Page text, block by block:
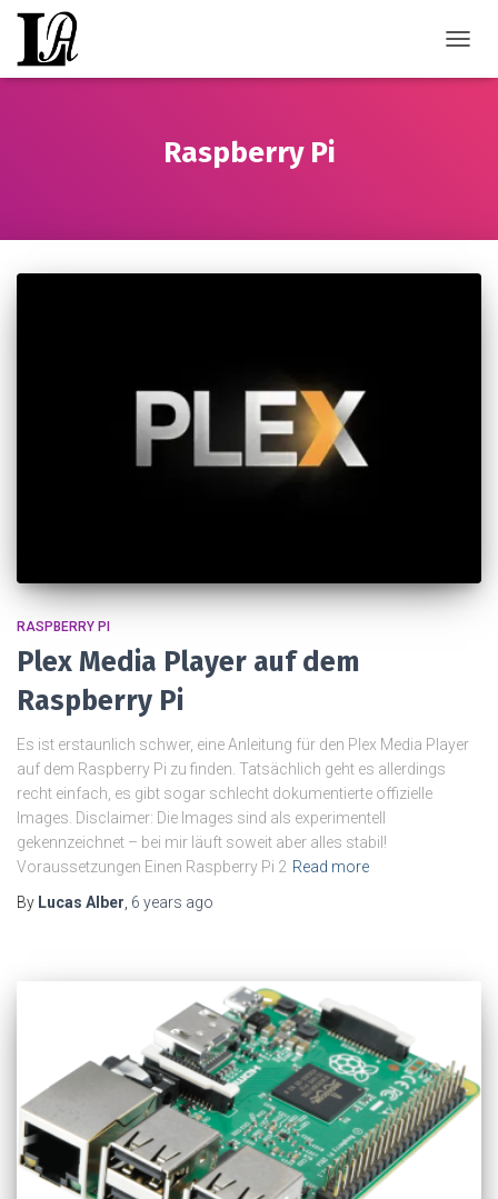
Raspberry Pi
RASPBERRY PI
Plex Media Player auf dem
Raspberry Pi
Es ist erstaunlich schwer, eine Anleitung für den Plex Media Player
auf dem Raspberry Pi zu finden. Tatsächlich geht es allerdings
recht einfach, es gibt sogar schlecht dokumentierte offizielle
Images. Disclaimer: Die Images sind als experimentell
gekennzeichnet – bei mir läuft soweit aber alles stabil!
Voraussetzungen Einen Raspberry Pi 2 Read more
By Lucas Alber 6 years ago